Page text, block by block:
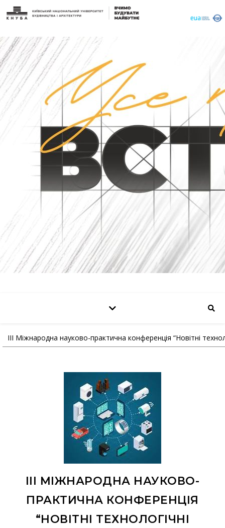
III Міжнародна науково-практична конференція “Новітні
III МІЖНАРОДНА НАУКОВО-
ПРАКТИЧНА КОНФЕРЕНЦІЯ
“НОВІТНІ ТЕХНОЛОГІЧНІ